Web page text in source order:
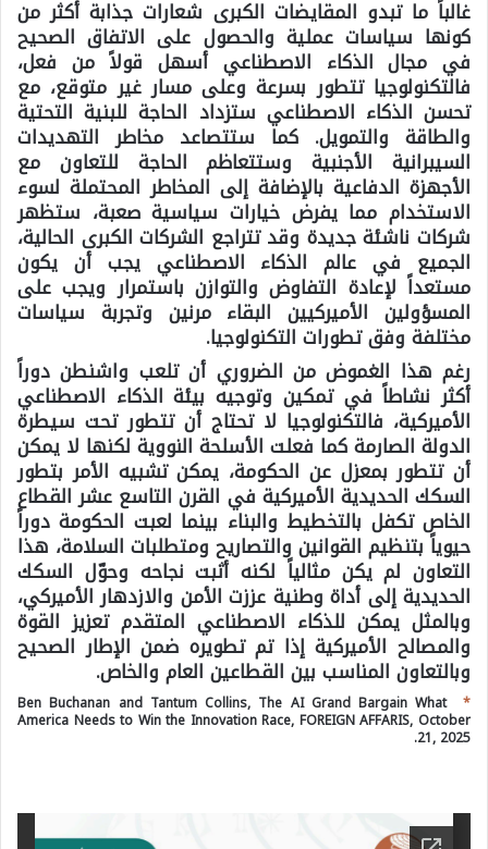
غالباً ما تبدو المقايضات الكبرى شعارات جذابة أكثر من
كونها سياسات عملية والحصول على الاتفاق الصحيح
في مجال الذكاء الاصطناعي أسهل قولاً من فعل،
فالتكنولوجيا تتطور بسرعة وعلى مسار غير متوقع، مع
تحسن الذكاء الاصطناعي ستزداد الحاجة للبنية التحتية
والطاقة والتمويل. كما ستتصاعد مخاطر التهديدات
السيبرانية الأجنبية وستتعاظم الحاجة للتعاون مع
الأجهزة الدفاعية بالإضافة إلى المخاطر المحتملة لسوء
الاستخدام مما يفرض خيارات سياسية صعبة، ستظهر
شركات ناشئة جديدة وقد تتراجع الشركات الكبرى الحالية،
الجميع في عالم الذكاء الاصطناعي يجب أن يكون
مستعداً لإعادة التفاوض والتوازن باستمرار ويجب على
المسؤولين الأميركيين البقاء مرنين وتجربة سياسات
مختلفة وفق تطورات التكنولوجيا.
رغم هذا الغموض من الضروري أن تلعب واشنطن دوراً
أكثر نشاطاً في تمكين وتوجيه بيئة الذكاء الاصطناعي
الأميركية، فالتكنولوجيا لا تحتاج أن تتطور تحت سيطرة
الدولة الصارمة كما فعلت الأسلحة النووية لكنها لا يمكن
أن تتطور بمعزل عن الحكومة، يمكن تشبيه الأمر بتطور
السكك الحديدية الأميركية في القرن التاسع عشر القطاع
الخاص تكفل بالتخطيط والبناء بينما لعبت الحكومة دوراً
حيوياً بتنظيم القوانين والتصاريح ومتطلبات السلامة، هذا
التعاون لم يكن مثالياً لكنه أثبت نجاحه وحوّل السكك
الحديدية إلى أداة وطنية عززت الأمن والازدهار الأميركي،
وبالمثل يمكن للذكاء الاصطناعي المتقدم تعزيز القوة
والمصالح الأميركية إذا تم تطويره ضمن الإطار الصحيح
وبالتعاون المناسب بين القطاعين العام والخاص.
*
Ben Buchanan and Tantum Collins, The AI Grand Bargain What
America Needs to Win the Innovation Race, FOREIGN AFFARIS, October
21, 2025.